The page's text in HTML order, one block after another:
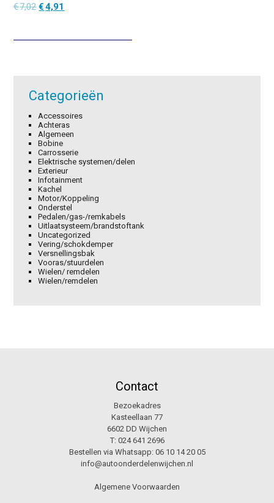
€7,02Oorspronkelijke
€7,02.
€4,91
€4,91.
Categorieën
Accessoires
Achteras
Algemeen
Bobine
Carrosserie
Elektrische systemen/delen
Exterieur
Infotainment
Kachel
Motor/Koppeling
Onderstel
Pedalen/gas-/remkabels
Uitlaatsysteem/brandstoftank
Uncategorized
Vering/schokdemper
Versnellingsbak
Vooras/stuurdelen
Wielen/ remdelen
Wielen/remdelen
Contact
Bezoekadres
Kasteellaan 77
6602 DD Wijchen
T: 024 641 2696
Bestellen via Whatsapp: 06 10 14 20 05
info@autoonderdelenwijchen.nl
Algemene Voorwaarden